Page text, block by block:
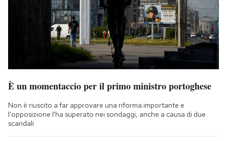
È un momentaccio per il primo ministro portoghese
Non è riuscito a far approvare una riforma importante e
l'opposizione l'ha superato nei sondaggi, anche a causa di due
scandali